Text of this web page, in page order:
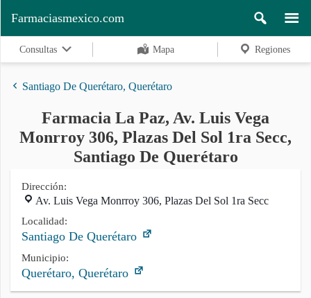
Buscar
Contacto
Farmaciasmexico.com
Consultas Mapa Regiones
Santiago De Querétaro, Querétaro
Farmacia La Paz, Av. Luis Vega
Monrroy 306, Plazas Del Sol 1ra Secc,
Santiago De Querétaro
Dirección:
Av. Luis Vega Monrroy 306, Plazas Del Sol 1ra Secc
Localidad:
Santiago De Querétaro
Municipio:
Querétaro, Querétaro